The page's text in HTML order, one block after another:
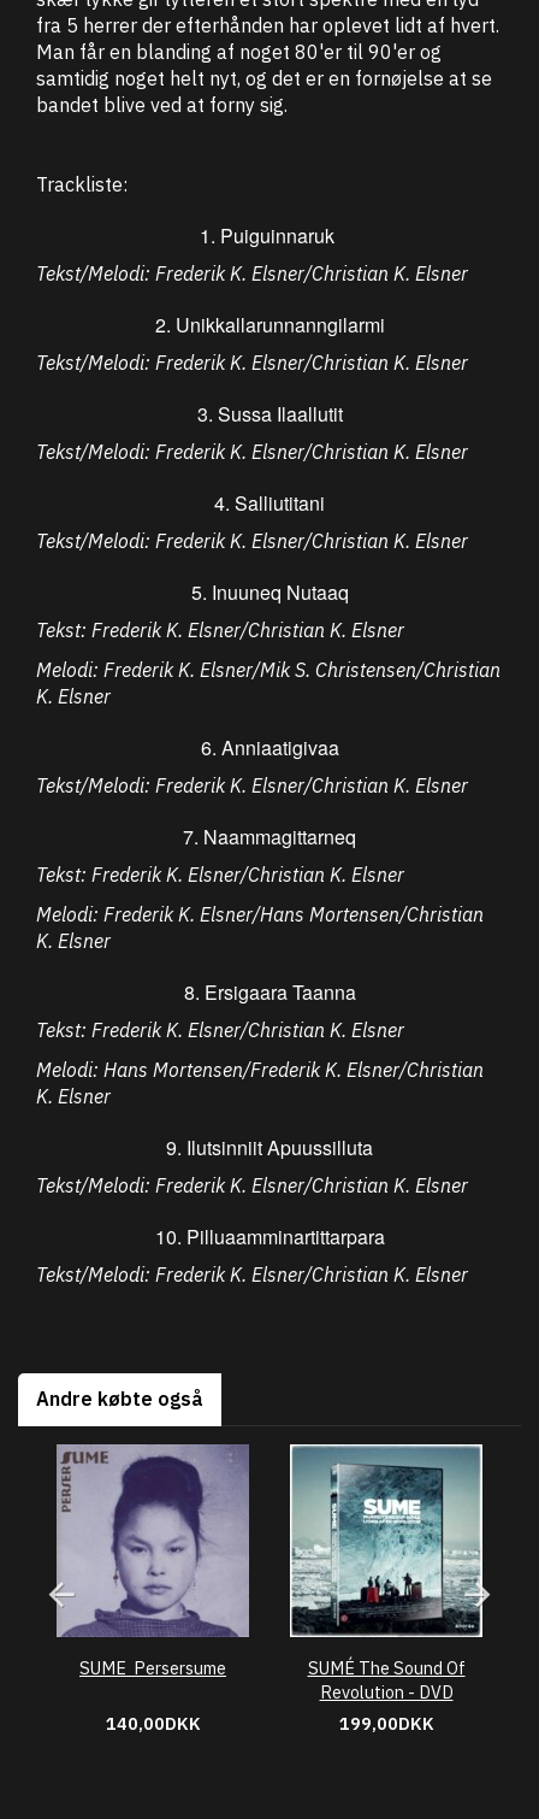
fra 5 herrer der efterhånden har oplevet lidt af hvert.
Man får en blanding af noget 80'er til 90'er og
samtidig noget helt nyt, og det er en fornøjelse at se
bandet blive ved at forny sig.
Trackliste:
1. Puiguinnaruk
Tekst/Melodi: Frederik K. Elsner/Christian K. Elsner
2. Unikkallarunnanngilarmi
Tekst/Melodi: Frederik K. Elsner/Christian K. Elsner
3. Sussa Ilaallutit
Tekst/Melodi: Frederik K. Elsner/Christian K. Elsner
4. Salliutitani
Tekst/Melodi: Frederik K. Elsner/Christian K. Elsner
5. Inuuneq Nutaaq
Tekst: Frederik K. Elsner/Christian K. Elsner
Melodi: Frederik K. Elsner/Mik S. Christensen/Christian
K. Elsner
6. Anniaatigivaa
Tekst/Melodi: Frederik K. Elsner/Christian K. Elsner
7. Naammagittarneq
Tekst: Frederik K. Elsner/Christian K. Elsner
Melodi: Frederik K. Elsner/Hans Mortensen/Christian
K. Elsner
8. Ersigaara Taanna
Tekst: Frederik K. Elsner/Christian K. Elsner
Melodi: Hans Mortensen/Frederik K. Elsner/Christian
K. Elsner
9. Ilutsinniit Apuussilluta
Tekst/Melodi: Frederik K. Elsner/Christian K. Elsner
10. Pilluaamminartittarpara
Tekst/Melodi: Frederik K. Elsner/Christian K. Elsner
Andre købte også
SUME  Persersume
140,00DKK
SUMÉ The Sound Of
Revolution - DVD
199,00DKK